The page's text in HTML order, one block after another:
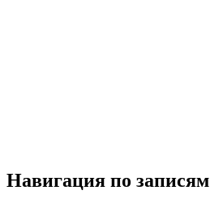
Навигация по записям